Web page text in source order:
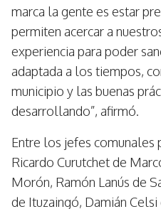
marca la gente es estar
permiten acercar a
experiencia para poder
adaptada a los tiempos,
municipio y las buenas
desarrollando”, afirmó.
Entre los jefes comunales
Ricardo Curutchet de
Morón, Ramón Lanús de
de Ituzaingó, Damián